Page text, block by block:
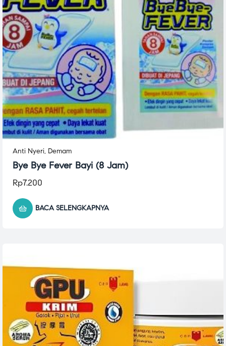
Anti Nyeri, Demam
Bye Bye Fever Bayi (8 Jam)
Rp7.200
BACA SELENGKAPNYA